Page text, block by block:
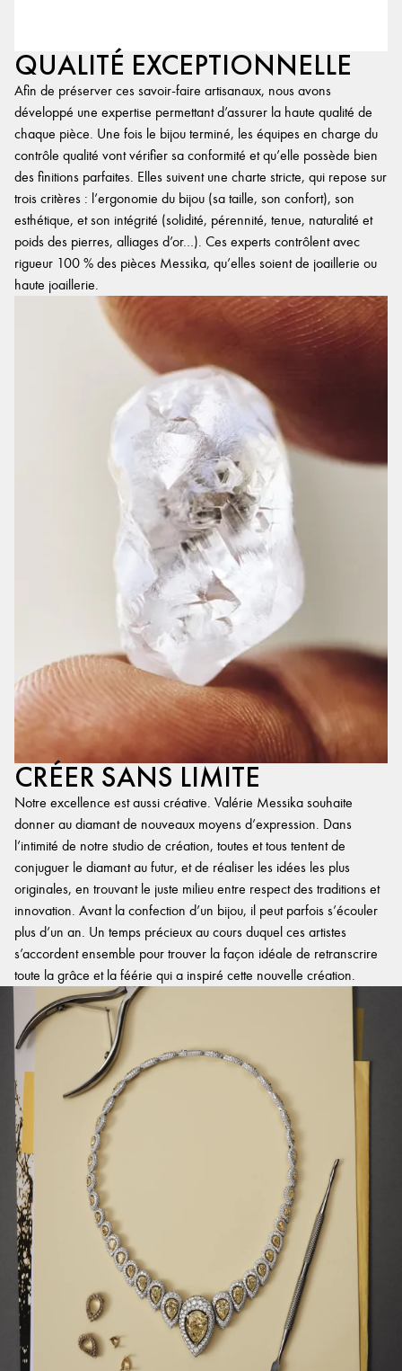
QUALITÉ EXCEPTIONNELLE
Afin de préserver ces savoir-faire artisanaux, nous avons
développé une expertise permettant d’assurer la haute qualité de
chaque pièce. Une fois le bijou terminé, les équipes en charge du
contrôle qualité vont vérifier sa conformité et qu’elle possède bien
des finitions parfaites. Elles suivent une charte stricte, qui repose sur
trois critères : l’ergonomie du bijou (sa taille, son confort), son
esthétique, et son intégrité (solidité, pérennité, tenue, naturalité et
poids des pierres, alliages d’or…). Ces experts contrôlent avec
rigueur 100 % des pièces Messika, qu’elles soient de joaillerie ou
haute joaillerie.
CRÉER SANS LIMITE
Notre excellence est aussi créative. Valérie Messika souhaite
donner au diamant de nouveaux moyens d’expression. Dans
l’intimité de notre studio de création, toutes et tous tentent de
conjuguer le diamant au futur, et de réaliser les idées les plus
originales, en trouvant le juste milieu entre respect des traditions et
innovation. Avant la confection d’un bijou, il peut parfois s’écouler
plus d’un an. Un temps précieux au cours duquel ces artistes
s’accordent ensemble pour trouver la façon idéale de retranscrire
toute la grâce et la féérie qui a inspiré cette nouvelle création.